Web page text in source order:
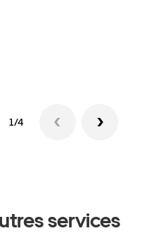
1/4
services